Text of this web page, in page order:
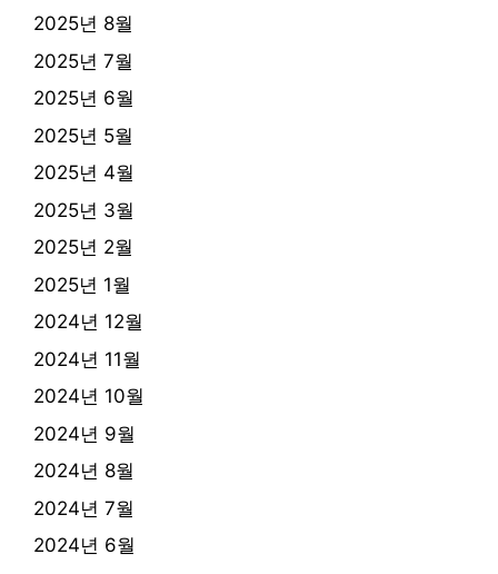
2025년 8월
2025년 7월
2025년 6월
2025년 5월
2025년 4월
2025년 3월
2025년 2월
2025년 1월
2024년 12월
2024년 11월
2024년 10월
2024년 9월
2024년 8월
2024년 7월
2024년 6월